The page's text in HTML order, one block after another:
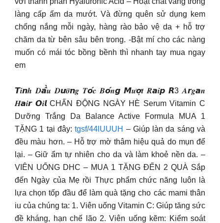
làng cấp ẩm da mướt. Và đừng quên sử dụng kem
chống nắng mỗi ngày, hàng rào bảo vệ da + hỗ trợ
chăm da từ bên sâu bên trong. -Bật mí cho các nàng
muốn có mái tóc bồng bềnh thì nhanh tay mua ngay
em
𝙏𝒊𝙣𝒉 𝑫𝙖̂̀𝒖 𝑫𝙪̛𝒐̛̃𝙣𝒈 𝑻𝙤́𝒄 𝑩𝙤́𝒏𝙜 𝙈𝒖̛𝙤̛̣𝒕 𝑹𝙖𝒊𝙥 𝙍3 𝑨𝙧𝒈𝙖𝒏
𝑯𝙖𝒊𝙧 𝙊𝒊𝙡 CHẤN ĐỘNG NGÀY HÈ Serum Vitamin C
Dưỡng Trắng Da Balance Active Formula MUA 1
TẶNG 1 tại đây:tgsf/44lUUUH – Giúp làn da sáng và
đều màu hơn. – Hỗ trợ mờ thâm hiệu quả do mụn để
lại. – Giữ ẩm tự nhiên cho da và làm khoẻ nền da. –
VIÊN UỐNG DHC – MUA 1 TẶNG ĐẾN 2 QUÀ Sắp
đến Ngày của Mẹ rồi Thực phẩm chức năng luôn là
lựa chọn tốp đầu để làm quà tặng cho các mami thân
iu của chúng ta: 1. Viên uống Vitamin C: Giúp tăng sức
đề kháng, hạn chế lão 2. Viên uống kẽm: Kiểm soát